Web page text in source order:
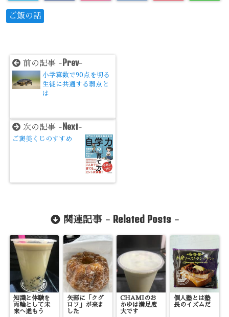
ご飯の話
前の記事 -Prev-
小学算数で90点を切る
生徒に共通する弱点と
は
次の記事 -Next-
ご褒美くじのすすめ
関連記事 - Related Posts-
知識と体験を
両輪として未
来へ進もう
矢部に「クグ
ロフ」が来ま
した
CHAMIのお
かゆは満足度
大です
個人塾とは塾
長のイズムだ